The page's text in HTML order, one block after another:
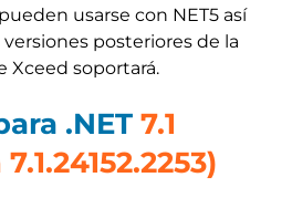
usarse con NET5 así
posteriores de la
Xceed soportará.
.NET 7.1